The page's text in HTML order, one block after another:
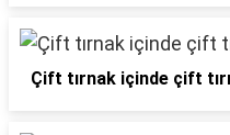
Çift tırnak içinde çift